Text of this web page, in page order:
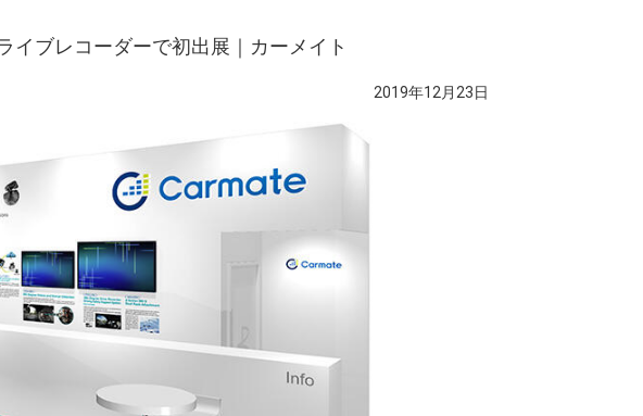
イブレコーダーで初出展｜カーメイト
2019年12月23日